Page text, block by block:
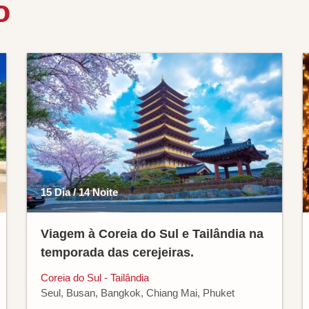
15 Dia / 14 Noite
Viagem à Coreia do Sul e Tailândia na
temporada das cerejeiras.
Coreia do Sul - Tailândia
Seul, Busan, Bangkok, Chiang Mai, Phuket